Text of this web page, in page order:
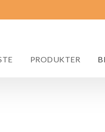
PRODUKTER